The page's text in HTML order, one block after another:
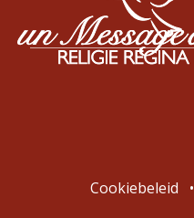
Cookiebeleid •